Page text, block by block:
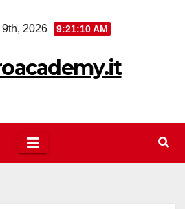
9th, 2026 9:21:10 AM